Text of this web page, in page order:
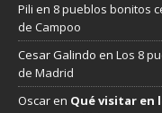
Pili en 8 pueblos bonitos
de Campoo
Cesar Galindo en Los 8
de Madrid
Oscaren Qué visitar en